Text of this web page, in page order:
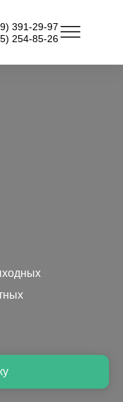
391-29-97
254-85-26